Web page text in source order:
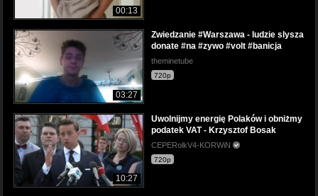
00:13
03:27
Zwiedzanie #Warszawa - ludzie slysza
donate #na #zywo #volt #banicja
theminetube
720p
10:27
Uwolnijmy energię Polaków i obniżmy
podatek VAT - Krzysztof Bosak
CEPERolkV4-KORWiN
720p